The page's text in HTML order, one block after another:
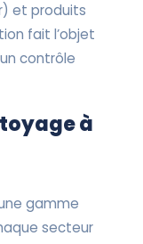
et produits
fait l’objet
contrôle
à
gamme
secteur